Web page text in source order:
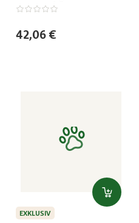
42,06 €
EXKLUSIV